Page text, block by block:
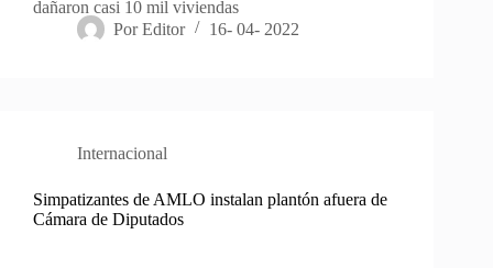
dañaron casi 10 mil viviendas
Por Editor 16- 04- 2022
Internacional
Simpatizantes de AMLO instalan plantón afuera de
Cámara de Diputados